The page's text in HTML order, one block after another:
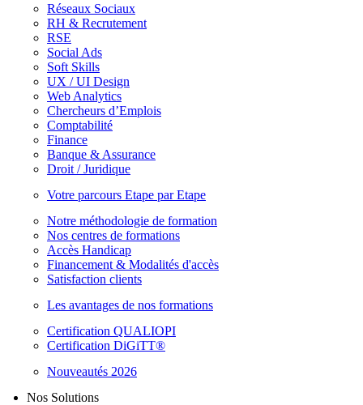
Réseaux Sociaux
RH & Recrutement
RSE
Social Ads
Soft Skills
UX / UI Design
Web Analytics
Chercheurs d’Emplois
Comptabilité
Finance
Banque & Assurance
Droit / Juridique
Votre parcours Etape par Etape
Notre méthodologie de formation
Nos centres de formations
Accès Handicap
Financement & Modalités d'accès
Satisfaction clients
Les avantages de nos formations
Certification QUALIOPI
Certification DiGiTT®
Nouveautés 2026
Nos Solutions